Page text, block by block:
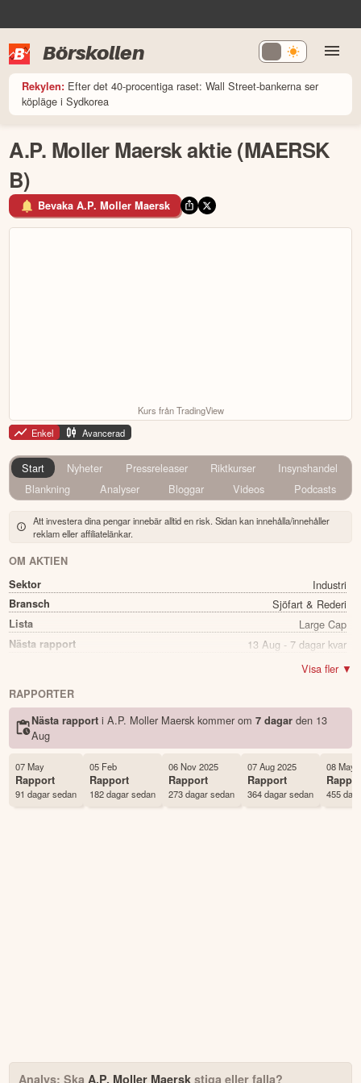
Börskollen
Rekylen: Efter det 40-procentiga raset: Wall Street-bankerna ser
köpläge i Sydkorea
A.P. Moller Maersk aktie (MAERSK
B)
Bevaka A.P. Moller Maersk
Kurs från TradingView
Enkel
Avancerad
Start Nyheter Pressreleaser Riktkurser
Insynshandel
Blankning
Analyser Bloggar Videos Podcasts
Att investera dina pengar innebär alltid en risk. Sidan kan innehålla/innehåller
reklam eller affiliatelänkar.
OM AKTIEN
Sektor
Industri
Bransch Sjöfart & Rederi
Lista Large Cap
Nästa rapport 13 Aug - 7 dagar kvar
Ja
76.00
Namn A.P. Moller Maersk
Ticker
Status Noterad
Land Danmark
Första handelsdag
Visa fler ▼
RAPPORTER
Nästa rapporti A.P. Moller Maersk kommerom7 dagar den 13
Aug
07 May
Rapport
91 dagar sedan
05 Feb
Rapport
182 dagar sedan
06 Nov 2025
Rapport
273 dagar sedan
07 Aug 2025
Rapport
364 dagar sedan
08 May
455
Analys: Ska A.P. Moller Maerskstiga eller falla?